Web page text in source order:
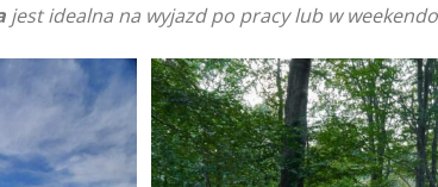
jest idealna na wyjazd po pracy lub w